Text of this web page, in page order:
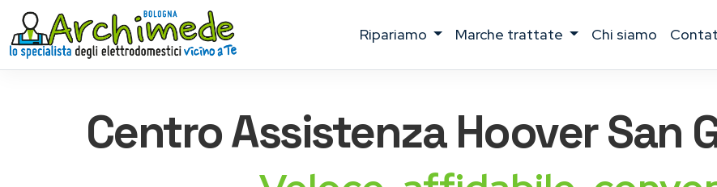
ripariamo marche trattate chi siamo
Centro AssistenzaHooverSan